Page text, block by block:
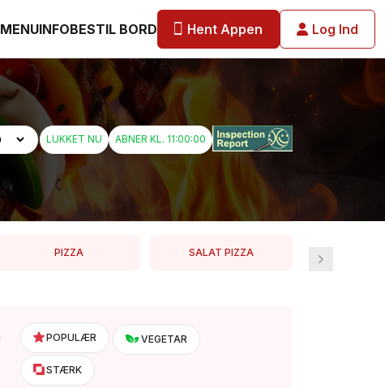
MENUINFOBESTIL BORD Hent Appen Log Ind
LUKKET NU ABNER KL. 11:00:00
PIZZA SALAT PIZZA
POPULÆR VEGETAR
STÆRK